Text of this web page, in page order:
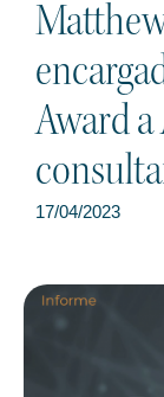
Award a
17/04/2023